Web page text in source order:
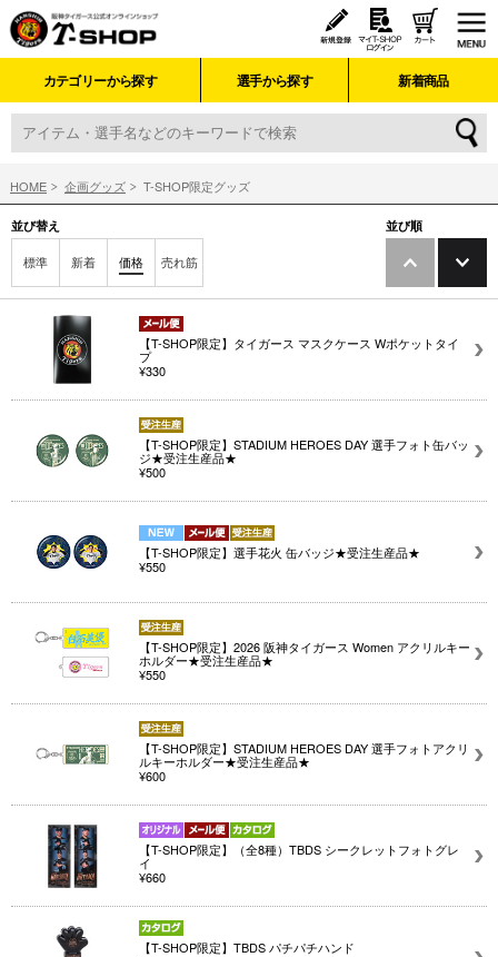
カテゴリーから探す 選手から探す 新着商品
HOME 企画グッズ T-SHOP限定グッズ
並び替え
標準 新着 価格 売れ筋
並び順
【T-SHOP限定】タイガース マスクケース Wポケットタイ
プ
¥330
【T-SHOP限定】STADIUM HEROES DAY 選手フォト缶バッ
ジ★受注生産品★
¥500
【T-SHOP限定】選手花火 缶バッジ★受注生産品★
¥550
【T-SHOP限定】2026 阪神タイガース Women アクリルキー
ホルダー★受注生産品★
¥550
【T-SHOP限定】STADIUM HEROES DAY 選手フォトアクリ
ルキーホルダー★受注生産品★
¥600
【T-SHOP限定】（全8種）TBDS シークレットフォトグレ
イ
¥660
【T-SHOP限定】TBDS パチパチハンド